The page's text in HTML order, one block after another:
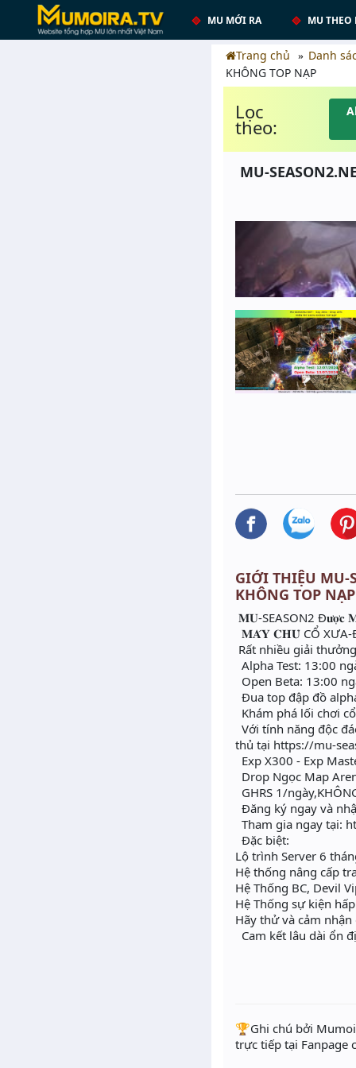
MU MỚI RA MU THEO
Trang chủ Danh
KHÔNG TOP NẠP
Lọc
theo:
MU-
GIỚI THIỆU MU-
KHÔNG TOP NẠP
𝐌𝐔-SEASON2 Đ𝐮̛𝐨̛̣𝐜
𝐌𝐀́𝐘 𝐂𝐇𝐔̉ CỔ XƯA-
Rất nhiều giải
Alpha Test: 13:00
Open Beta: 13:00
Đua top đập đồ
Khám phá lối chơi
Với tính năng độc
thủ tại https://mu-
Exp X300 - Exp
Drop Ngọc Map
GHRS 1/
Đăng ký ngay và
Tham gia ngay tại:
Đặc biệt:
Lộ trình Server 6
Hệ thống nâng cấp
Hệ Thống BC, Devil
Hệ Thống sự kiện
Hãy thử và cảm
Cam kết lâu dài ổn
️🏆Ghi chú bởi
trực tiếp tại Fanpage